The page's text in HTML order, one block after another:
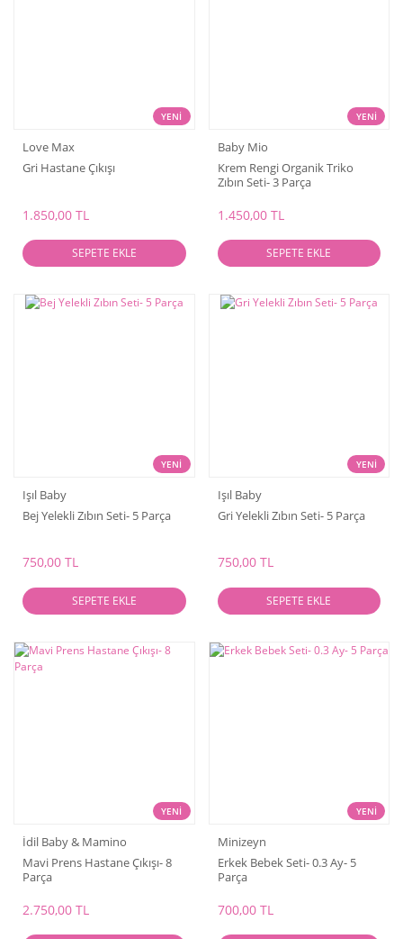
YENİ
Love Max
Gri Hastane Çıkışı
1.850,00 TL
SEPETE EKLE
YENİ
Baby Mio
Krem Rengi Organik Triko
Zıbın Seti- 3 Parça
1.450,00 TL
SEPETE EKLE
YENİ
Işıl Baby
Bej Yelekli Zıbın Seti- 5 Parça
750,00 TL
SEPETE EKLE
YENİ
Işıl Baby
Gri Yelekli Zıbın Seti- 5 Parça
750,00 TL
SEPETE EKLE
YENİ
İdil Baby & Mamino
Mavi Prens Hastane Çıkışı- 8
Parça
2.750,00 TL
YENİ
Minizeyn
Erkek Bebek Seti- 0.3 Ay- 5
Parça
700,00 TL